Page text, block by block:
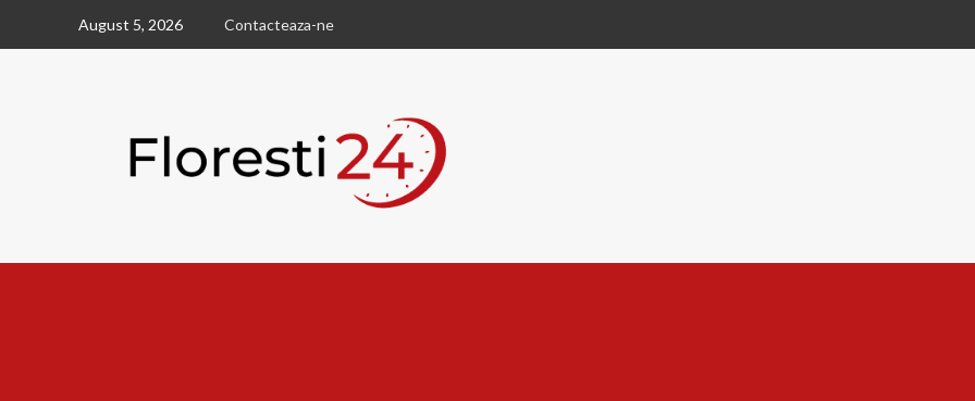
August 5, 2026 Contacteaza-ne